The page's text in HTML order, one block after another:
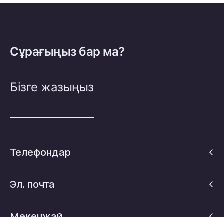
Сұрағыңыз бар ма?
Бізге жазыңыз
Телефондар
Эл. почта